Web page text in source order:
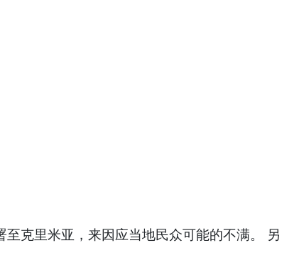
克里米亚，来因应当地民众可能的不满。 另